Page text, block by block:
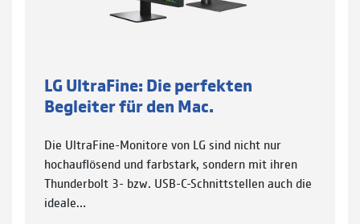
LG UltraFine: Die perfekten
Begleiter für den Mac.
Die UltraFine-Monitore von LG sind nicht nur
hochauflösend und farbstark, sondern mit ihren
Thunderbolt 3- bzw. USB-C-Schnittstellen auch die
ideale…